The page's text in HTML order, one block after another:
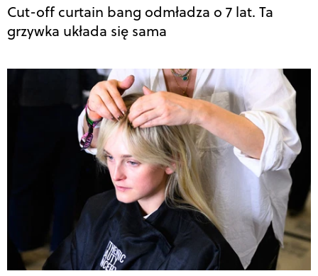
Cut-off curtain bang odmładza o 7 lat. Ta
grzywka układa się sama